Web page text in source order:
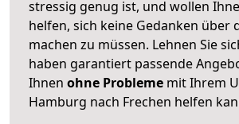
stressig genug ist, und wollen
helfen, sich keine Gedanken über
machen zu müssen. Lehnen Sie
haben garantiert passende
Ihnen ohne Probleme mit Ihrem
Hamburg nach Frechen helfen